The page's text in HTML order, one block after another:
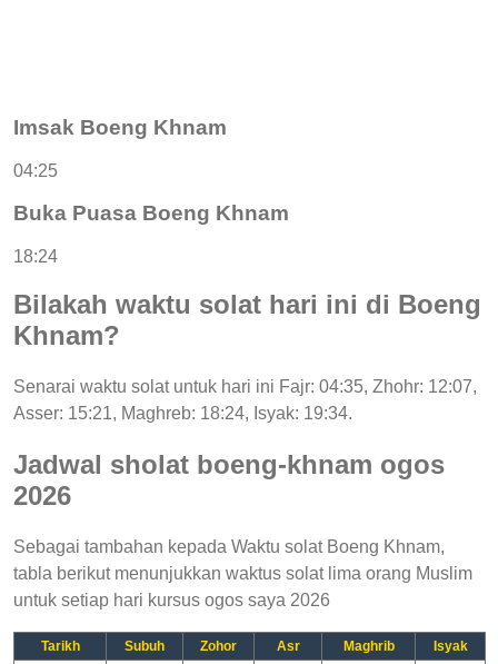
Imsak Boeng Khnam
04:25
Buka Puasa Boeng Khnam
18:24
Bilakah waktu solat hari ini di Boeng
Khnam?
Senarai waktu solat untuk hari ini Fajr: 04:35, Zhohr: 12:07,
Asser: 15:21, Maghreb: 18:24, Isyak: 19:34.
Jadwal sholat boeng-khnam ogos
2026
Sebagai tambahan kepada Waktu solat Boeng Khnam,
tabla berikut menunjukkan waktus solat lima orang Muslim
untuk setiap hari kursus ogos saya 2026
Tarikh Subuh Zohor Asr Maghrib
Isyak